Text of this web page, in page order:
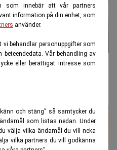
som innebär att vår partners
information på din enhet, som
använder.
behandlar personuppgifter som
beteendedata. Vår behandling av
eller berättigat intresse som
och stäng” så samtycker du
som listas nedan. Under
välja vilka ändamål du vill neka
vilka partners du vill godkänna
svenskarna när